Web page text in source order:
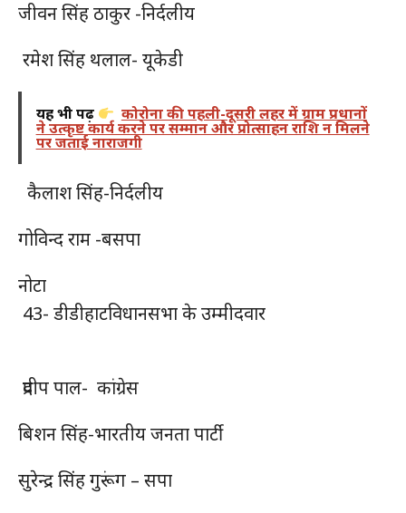
जीवन सिंह ठाकुर -निर्दलीय
रमेश सिंह थलाल- यूकेडी
यह भी पढ़ें कोरोना की पहली-दूसरी लहर में ग्राम प्रधानों
ने उत्कृष्ट कार्य करने पर सम्मान और प्रोत्साहन राशि न मिलने
पर जताई नाराजगी
कैलाश सिंह-निर्दलीय
गोविन्द राम -बसपा
नोटा
43- डीडीहाटविधानसभा के उम्मीदवार
प्रदीप पाल- कांग्रेस
बिशन सिंह-भारतीय जनता पार्टी
सुरेन्द्र सिंह गुरूंग – सपा